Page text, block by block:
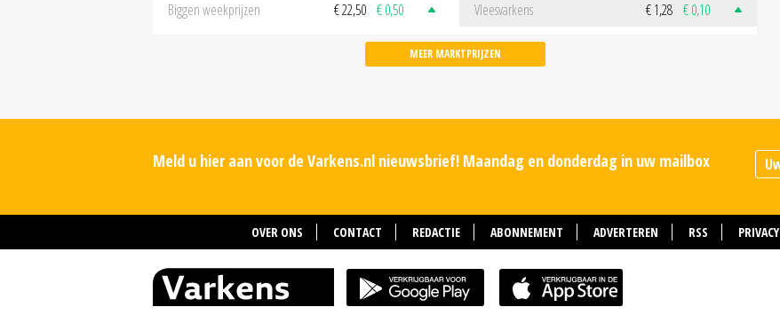
Biggen weekprijzen
€ 22,50 € 0,50
Vleesvarkens
€ 1,28 € 0,10
MEER MARKTPRIJZEN
Meld u hier aan voor de Varkens.nl nieuwsbrief! Maandag en donderdag in uw mailbox
OVER ONS CONTACT REDACTIE ABONNEMENT ADVERTEREN RSS PRIVACY